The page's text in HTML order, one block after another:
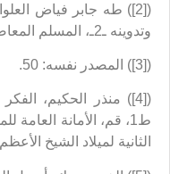
([2]) طه جابر فياض
وتدوينه ـ2ـ، المسلم المعاصر، العدد 15: 37 ـ 45، 1978م.
([3]) المصدر نفسه: 50.
ط1، قم، الأمانة العامة
الثانية لميلاد الشيخ الأعظم